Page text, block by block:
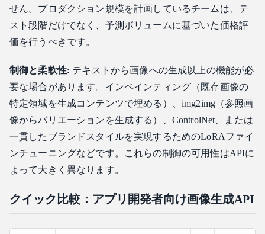
せん。プロダクション規模を計画しているチームは、テ
スト段階だけでなく、予測ボリュームに基づいた価格評
価を行うべきです。
制御と柔軟性: テキストから画像への生成以上の機能が必
要な場合があります。インペインティング（既存画像の
特定領域を生成コンテンツで埋める）、img2img（参照画
像からバリエーションを生成する）、ControlNet、または
一貫したブランドスタイルを実現するためのLoRAファイ
ンチューニングなどです。これらの制御の可用性はAPIに
よって大きく異なります。
クイック比較：アプリ開発者向け画像生成API